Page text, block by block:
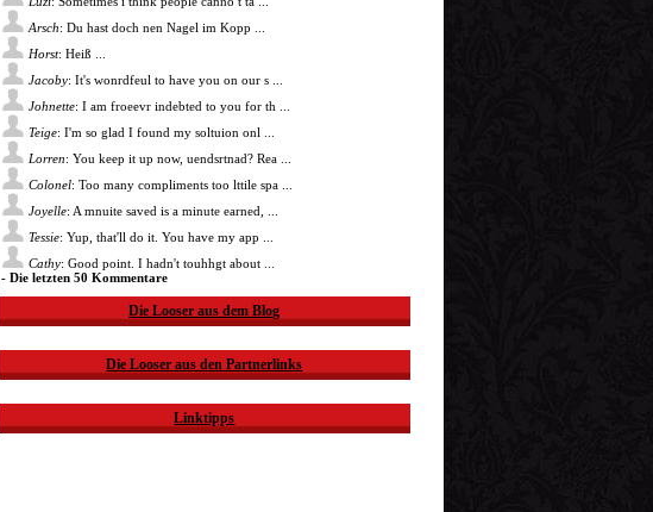
Arsch: Du hast doch nen Nagel im Kopp ...
Horst: Heiß ...
Jacoby: It's wonrdfeul to have you on our s ...
Johnette: I am froeevr indebted to you for th ...
Teige: I'm so glad I found my soltuion onl ...
Lorren: You keep it up now, uendsrtnad? Rea ...
Colonel: Too many compliments too lttile spa ...
Joyelle: A mnuite saved is a minute earned, ...
Tessie: Yup, that'll do it. You have my app ...
Cathy: Good point. I hadn't touhhgt about ...
- Die letzten 50 Kommentare
Die Looser aus dem Blog
Die Looser aus den Partnerlinks
Linktipps